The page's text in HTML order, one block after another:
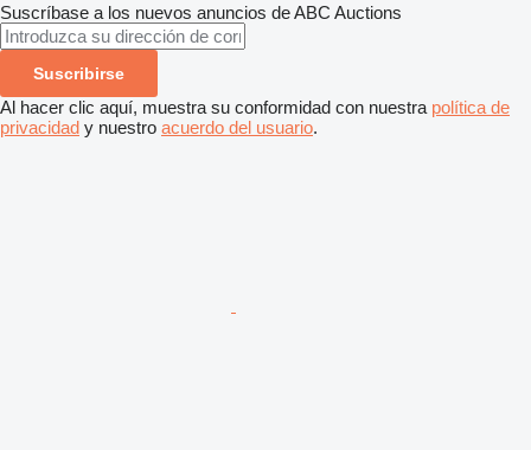
Suscríbase a los nuevos anuncios de ABC Auctions
Suscribirse
Al hacer clic aquí, muestra su conformidad con nuestra política de
privacidad y nuestro acuerdo del usuario.